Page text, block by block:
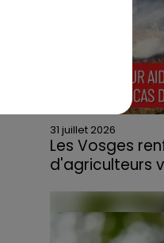
31 juillet 2026
Les Vosges
d'agriculteurs
départs de feu,
des Vosges a